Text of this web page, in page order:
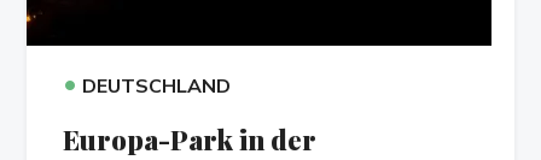
• DEUTSCHLAND
Europa-Park in der